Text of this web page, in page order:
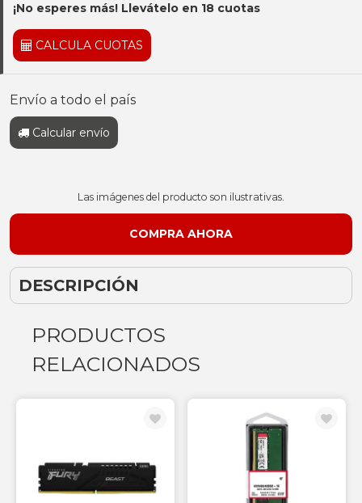
¡No esperes más! Llevátelo en 18 cuotas
CALCULA CUOTAS
Envío a todo el país
Calcular envío
Las imágenes del producto son ilustrativas.
DESCRIPCIÓN
PRODUCTOS
RELACIONADOS